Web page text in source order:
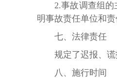
2.事故调查组的
明事故责任单位和
七、法律责任
规定了迟报、
八、施行时间